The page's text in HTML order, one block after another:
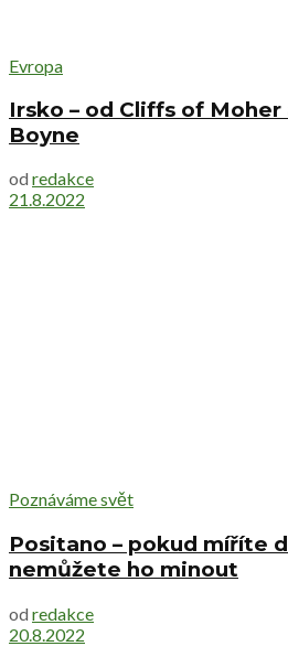
Evropa
Irsko – od Cliffs of
Boyne
od redakce
21.8.2022
Poznáváme svět
Positano – pokud míříte
nemůžete ho minout
od redakce
20.8.2022